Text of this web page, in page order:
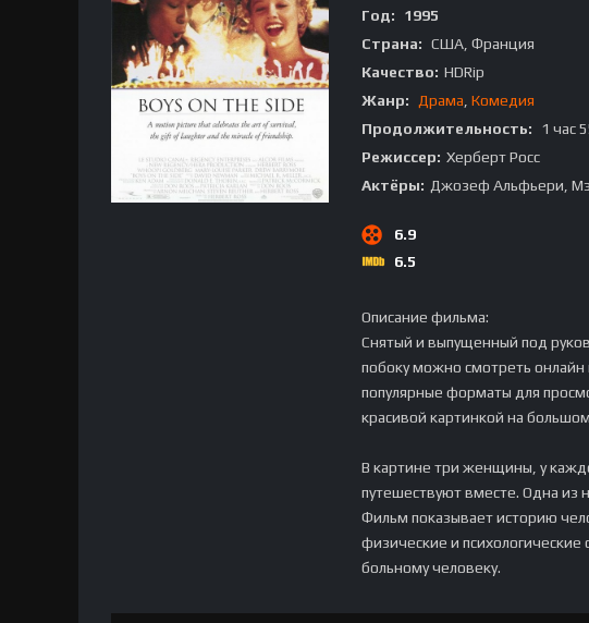
Год:
1995
Страна: США, Франция
Качество: HDRip
Жанр:
Драма Комедия
Продолжительность:
1 час
Режиссер: Херберт Росс
Актёры: Джозеф Альфьери,
6.9
6.5
Описание фильма:
Снятый и выпущенный под
побоку можно смотреть онлайн
популярные форматы для
красивой картинкой на
В картине три женщины, у
путешествуют вместе. Одна из
Фильм показывает историю
физические и психологические
больному человеку.